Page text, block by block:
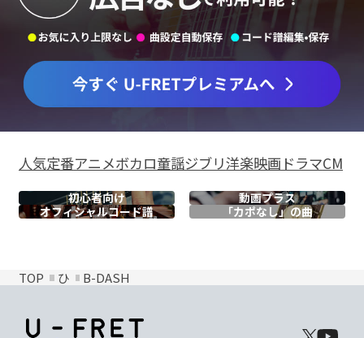
人気定番アニメボカロ童謡ジブリ洋楽映画ドラマCM
初心者向け
動画プラス
オフィシャルコード譜 「カポなし」の曲
TOP ひ B-DASH